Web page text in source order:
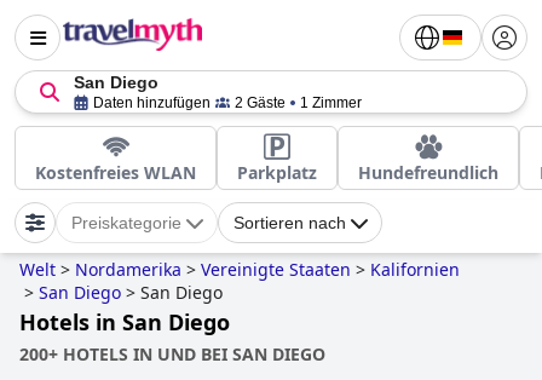
San Diego
Daten hinzufügen 2 Gäste 1 Zimmer
Kostenfreies WLAN Parkplatz Hundefreundlich
Preiskategorie Sortieren nach
Welt > Nordamerika > Vereinigte Staaten > Kalifornien
> San Diego > San Diego
Hotels in San Diego
200+ HOTELS IN UND BEI SAN DIEGO